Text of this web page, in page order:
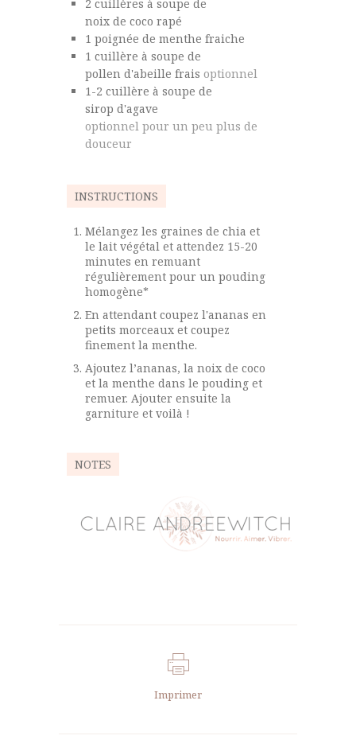
2 cuillères à soupe de
noix de coco rapé
1 poignée de menthe fraiche
1 cuillère à soupe de
pollen d'abeille frais optionnel
1-2 cuillère à soupe de
sirop d'agave
optionnel pour un peu plus de
douceur
INSTRUCTIONS
Mélangez les graines de chia et
le lait végétal et attendez 15-20
minutes en remuant
régulièrement pour un pouding
homogène*
En attendant coupez l'ananas en
petits morceaux et coupez
finement la menthe.
Ajoutez l’ananas, la noix de coco
et la menthe dans le pouding et
remuer. Ajouter ensuite la
garniture et voilà !
NOTES
Imprimer